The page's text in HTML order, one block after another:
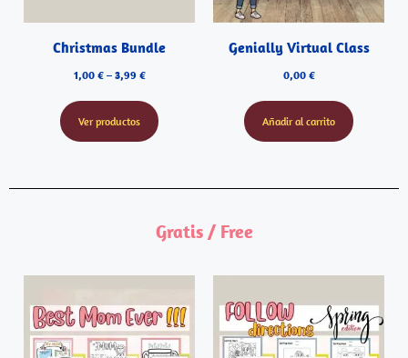
Christmas Bundle
1,00 €– 3,99 €
Ver productos
Genially Virtual Class
0,00 €
Añadir al carrito
Gratis / Free